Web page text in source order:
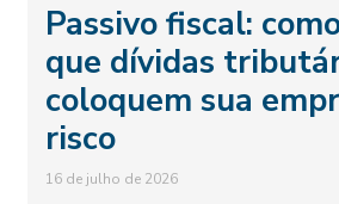
Passivo fiscal:
que dívidas
coloquem sua
risco
16 de julho de 2026